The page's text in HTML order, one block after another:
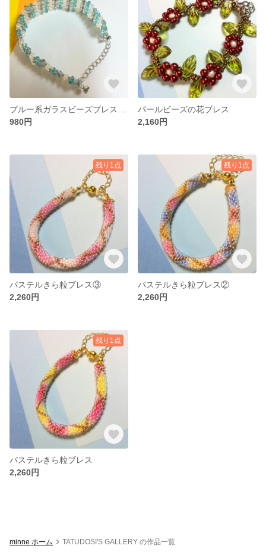
980円
パールビーズの花ブレス
2,160円
残り1点
パステルきら粒ブレス③
2,260円
残り1点
パステルきら粒ブレス②
2,260円
残り1点
パステルきら粒ブレス
2,260円
minne ホーム TATUDOSI'S GALLERY の作品一覧